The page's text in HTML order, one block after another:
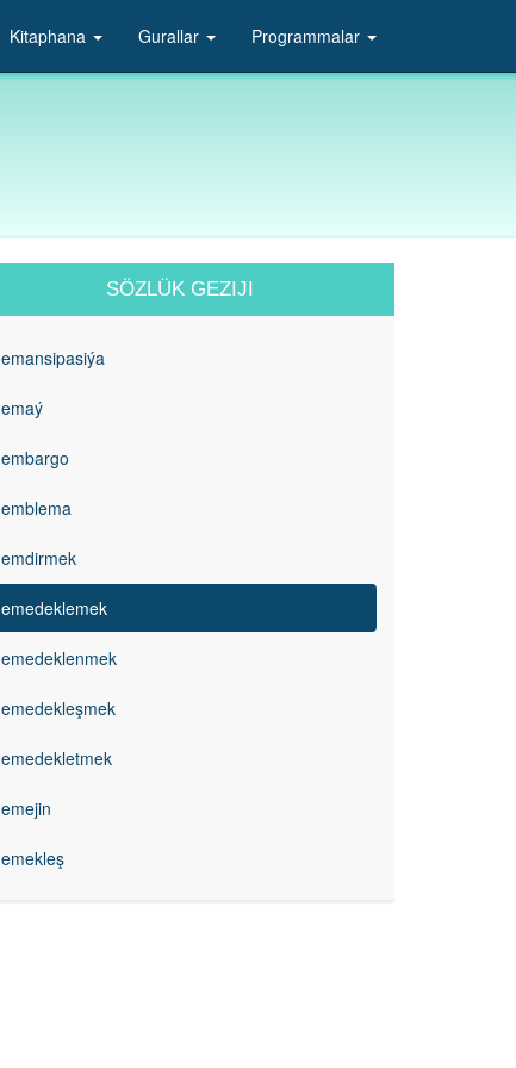
Kitaphana Gurallar Programmalar
SÖZLÜK GEZIJI
emansipasiýa
emaý
embargo
emblema
emdirmek
emedeklemek
emedeklenmek
emedekleşmek
emedekletmek
emejin
emekleş